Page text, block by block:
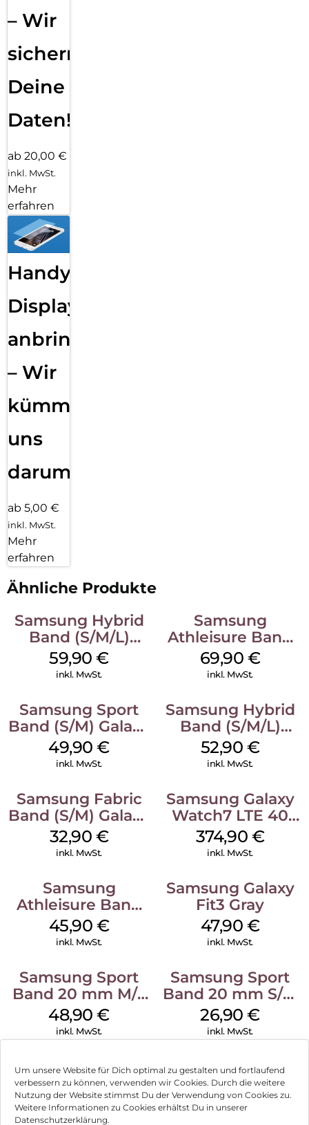
Um unsere Website für Dich optimal zu gestalten und fortlaufend
verbessern zu können, verwenden wir Cookies. Durch die weitere
Nutzung der Website stimmst Du der Verwendung von Cookies zu.
Weitere Informationen zu Cookies erhältst Du in unserer
Datenschutzerklärung.
– Wir
sichern
Deine
Daten!
ab 20,00 €
inkl. MwSt.
Mehr
erfahren
Handy
Displayfolie
anbringen
– Wir
kümmern
uns
darum!
ab 5,00 €
inkl. MwSt.
Mehr
erfahren
Ähnliche Produkte
Samsung Hybrid
Band (S/M/L)
Galaxy
Watch8/Watch8
59,90€
inkl. MwSt.
Samsung
Athleisure Band
(S/M) Galaxy
Watch8/Watch8
69,90 €
inkl. MwSt.
Samsung Sport
Band (S/M) Galaxy
Watch8/Watch8
Classic White
49,90€
inkl. MwSt.
Samsung Hybrid
Band (S/M/L)
Galaxy
Watch8/Watch8
52,90 €
inkl. MwSt.
Samsung Fabric
Band (S/M) Galaxy
Watch8/Watch8
Classic Red
32,90 €
inkl. MwSt.
Samsung Galaxy
Watch7 LTE 40
mm Cream
374,90 €
inkl. MwSt.
Samsung
Athleisure Band
S/M Galaxy
Watch7 Cream
45,90 €
inkl. MwSt.
Samsung Galaxy
Fit3 Gray
47,90 €
inkl. MwSt.
Samsung Sport
Band 20 mm M/L
Galaxy Watch
Series Silber
48,90€
inkl. MwSt.
Samsung Sport
Band 20 mm S/M
Galaxy Watch4
Serie Graphite
26,90€
inkl. MwSt.
Impressum